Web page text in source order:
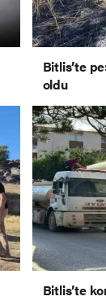
Bitlis’te
oldu
Bitlis’te